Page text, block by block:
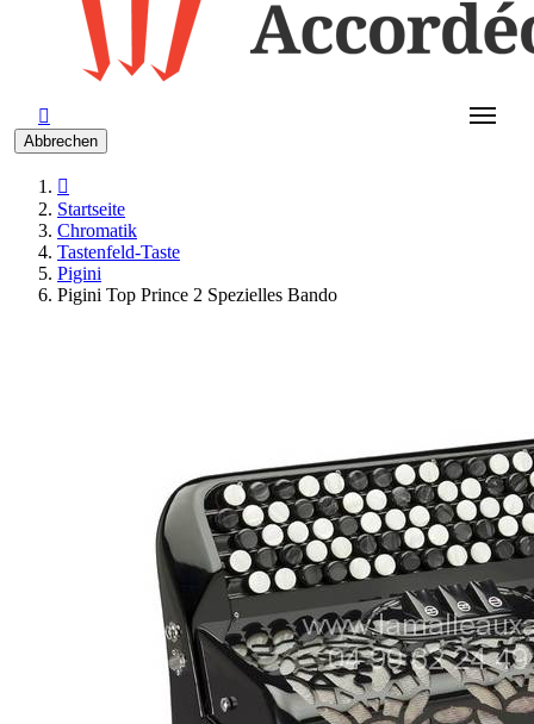

Abbrechen

Startseite
Chromatik
Tastenfeld-Taste
Pigini
Pigini Top Prince 2 Spezielles Bando